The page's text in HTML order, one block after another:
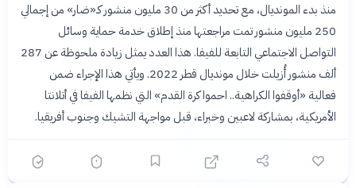
منذ بدء المونديال، مع تحديد أكثر من 30 مليون منشور كـ«ضار» من إجمالي
250 مليون منشور تمت مراجعتها منذ إطلاق خدمة حماية وسائل
التواصل الاجتماعي التابعة للفيفا. هذا العدد يمثل زيادة ملحوظة عن 287
ألف منشور أُزيلت خلال مونديال قطر 2022. ويأتي هذا الإجراء ضمن
فعالية «أوقفوا الكراهية.. احموا كرة القدم» التي نظمها الفيفا في أتلانتا
الأمريكية، بمشاركة لاعبين وخبراء، قبل مواجهة التشيك وجنوب أفريقيا.